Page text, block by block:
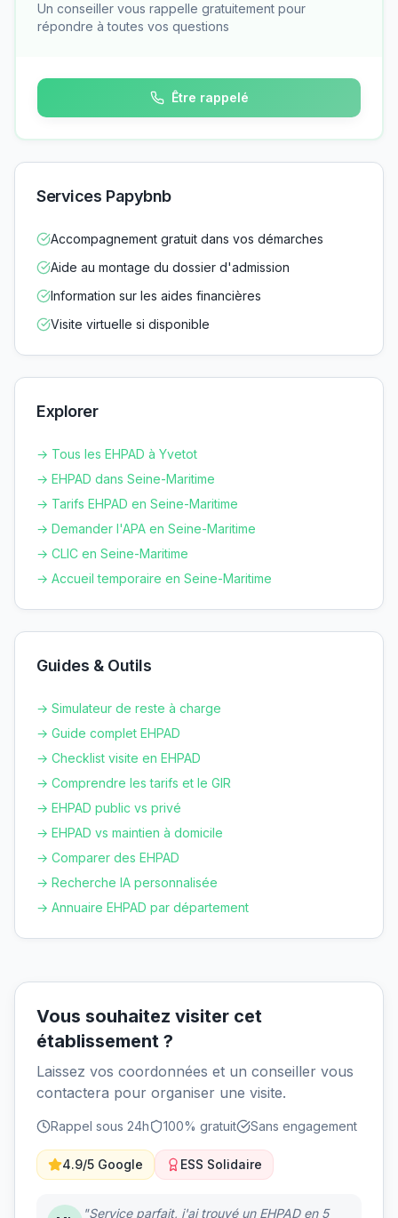
Un conseiller vous rappelle gratuitement pour
répondre à toutes vos questions
Être rappelé
Services Papybnb
Accompagnement gratuit dans vos démarches
Aide au montage du dossier d'admission
Information sur les aides financières
Visite virtuelle si disponible
Explorer
→ Tous les EHPAD à Yvetot
→ EHPAD dans Seine-Maritime
→ Tarifs EHPAD en Seine-Maritime
→ Demander l'APA en Seine-Maritime
→ CLIC en Seine-Maritime
→ Accueil temporaire en Seine-Maritime
Guides & Outils
→ Simulateur de reste à charge
→ Guide complet EHPAD
→ Checklist visite en EHPAD
→ Comprendre les tarifs et le GIR
→ EHPAD public vs privé
→ EHPAD vs maintien à domicile
→ Comparer des EHPAD
→ Recherche IA personnalisée
→ Annuaire EHPAD par département
Vous souhaitez visiter cet
établissement ?
Laissez vos coordonnées et un conseiller vous
contactera pour organiser une visite.
Rappel sous 24h 100% gratuit Sans engagement
4.9/5 Google ESS Solidaire
"Service parfait, j'ai trouvé un EHPAD en 5